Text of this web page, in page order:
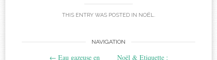
THIS ENTRY WAS POSTED IN NOËL.
NAVIGATION
← Eau gazeuse en
Noël & Etiquette :